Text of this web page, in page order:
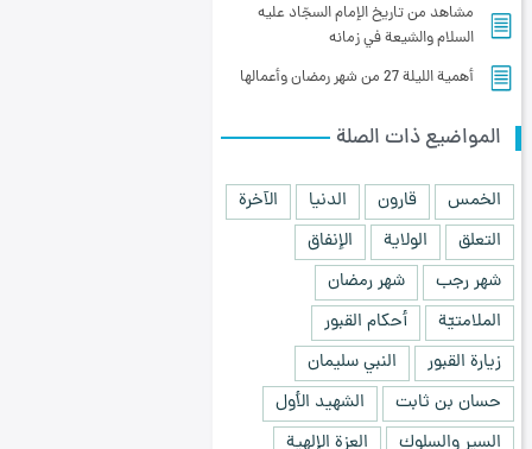
مشاهد من تاريخ الإمام السجّاد عليه
السلام والشيعة في زمانه
أهمية الليلة 27 من شهر رمضان وأعمالها
المواضيع ذات الصلة
الخمس قارون الدنيا
الآخرة
التعلق
الولاية
الإنفاق
شهر رجب
شهر رمضان
الملامتيّة
أحكام القبور
زيارة القبور
النبي سليمان
حسان بن ثابت
الشهيد الأول
السير والسلوك
العزة الإلهية